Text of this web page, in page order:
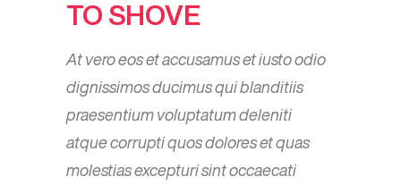
TO SHOVE
At vero eos et accusamus et iusto odio
dignissimos ducimus qui blanditiis
praesentium voluptatum deleniti
atque corrupti quos dolores et quas
molestias excepturi sint occaecati